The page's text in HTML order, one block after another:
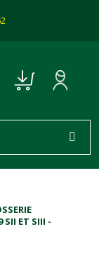
SII ET SIII -